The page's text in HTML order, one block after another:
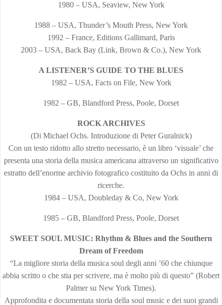
1980 – USA, Seaview, New York
1988 – USA, Thunder’s Mouth Press, New York
1992 – France, Editions Gallimard, Paris
2003 – USA, Back Bay (Link, Brown & Co.), New York
A LISTENER’S GUIDE TO THE BLUES
1982 – USA, Facts on File, New York
1982 – GB, Blandford Press, Poole, Dorset
ROCK ARCHIVES
(Di Michael Ochs. Introduzione di Peter Guralnick)
Con un testo ridotto allo stretto necessario, è un libro ‘visuale’ che
presenta una storia della musica americana attraverso un significativo
estratto dell’enorme archivio fotografico costituito da Ochs in anni di
ricerche.
1984 – USA, Doubleday & Co, New York
1985 – GB, Blandford Press, Poole, Dorset
SWEET SOUL MUSIC: Rhythm & Blues and the Southern
Dream of Freedom
“La migliore storia della musica soul degli anni ’60 che chiunque
abbia scritto o che stia per scrivere, ma è molto più di questo” (Robert
Palmer su New York Times).
Approfondita e documentata storia della soul music e dei suoi grandi